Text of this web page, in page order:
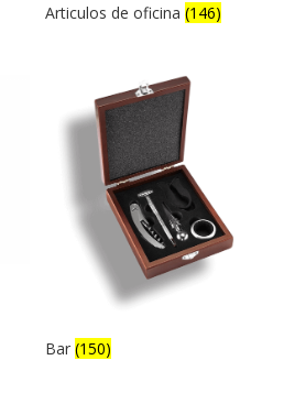
Articulos de oficina(146)
Bar(150)